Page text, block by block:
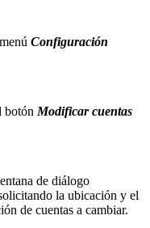
Configuración
botónModificar cuentas
de diálogo
la ubicación y el
de cuentas a cambiar.